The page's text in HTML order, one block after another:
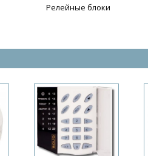
Релейные блоки